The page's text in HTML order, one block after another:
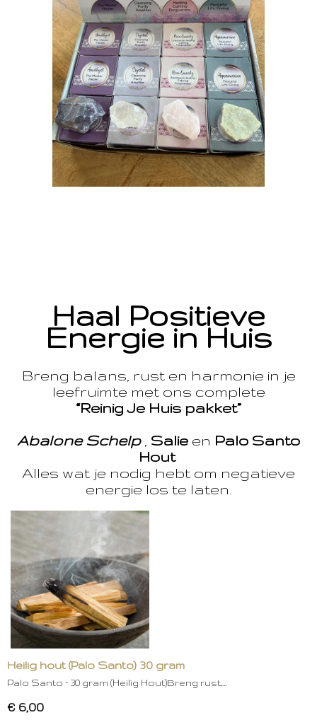
Haal Positieve
Energie in Huis
Breng balans, rust en harmonie in je
leefruimte met ons complete
“Reinig Je Huis pakket”
Abalone Schelp, Salie en Palo Santo
Hout
Alles wat je nodig hebt om negatieve
energie los te laten.
Heilig hout (Palo Santo) 30 gram
Palo Santo – 30 gram (Heilig Hout)Breng rust,…
€ 6,00